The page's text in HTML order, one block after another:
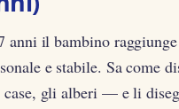
anni il bambino
e stabile. Sa come
case, gli alberi — e li